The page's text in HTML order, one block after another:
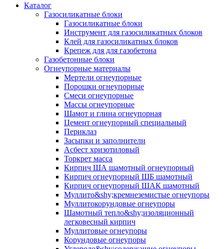
Каталог
Газосиликатные блоки
Газосиликатные блоки
Инструмент для газосиликатных блоков
Клей для газосиликатных блоков
Крепеж для для газобетона
Газобетонные блоки
Огнеупорные материалы
Мертели огнеупорные
Порошки огнеупорные
Смеси огнеупорные
Массы огнеупорные
Шамот и глина огнеупорная
Цемент огнеупорный специальный
Периклаз
Засыпки и заполнители
Асбест хризотиловый
Торкрет масса
Кирпич ША шамотный огнеупорный
Кирпич огнеупорный ШБ шамотный
Кирпич огнеупорный ШАК шамотный
Муллито&shy;­кремнеземистые огнеупоры
Муллито­корундовые огнеупоры
Шамотный тепло&shy;изоляционный
легковесный кирпич
Муллитовые огнеупоры
Корундовые огнеупоры